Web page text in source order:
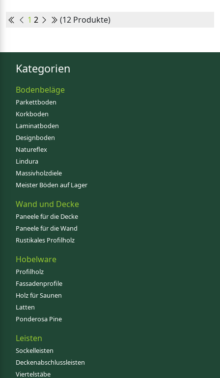
1 2 (12 Produkte)
Kategorien
Bodenbeläge
Parkettboden
Korkboden
Laminatboden
Designboden
Natureflex
Lindura
Massivholzdiele
Meister Böden auf Lager
Wand und Decke
Paneele für die Decke
Paneele für die Wand
Rustikales Profilholz
Hobelware
Profilholz
Fassadenprofile
Holz für Saunen
Latten
Ponderosa Pine
Leisten
Sockelleisten
Deckenabschlussleisten
Viertelstäbe